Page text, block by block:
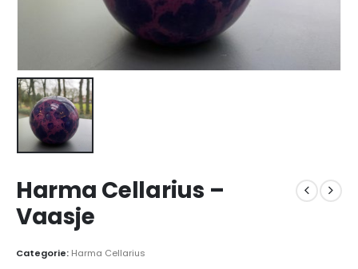
Harma Cellarius –
Vaasje
Categorie: Harma Cellarius